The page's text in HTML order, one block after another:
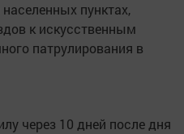
пунктах,
к искусственным
патрулирования в
через 10 дней после дня